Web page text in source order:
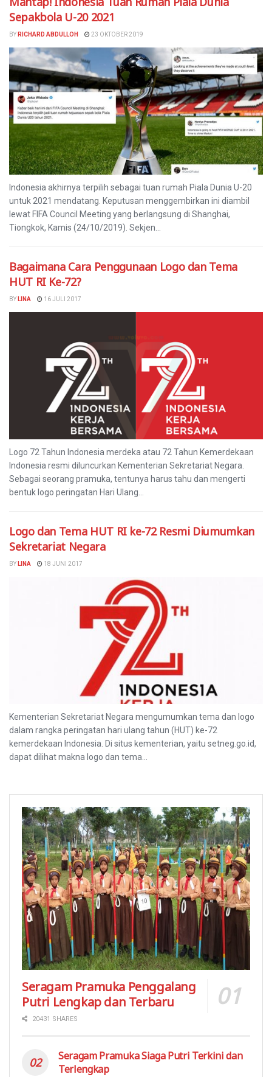
Sepakbola U-20 2021
BY RICHARD ABDULLOH 23 OKTOBER 2019
Indonesia akhirnya terpilih sebagai tuan rumah Piala Dunia U-20
untuk 2021 mendatang. Keputusan menggembirkan ini diambil
lewat FIFA Council Meeting yang berlangsung di Shanghai,
Tiongkok, Kamis (24/10/2019). Sekjen...
Bagaimana Cara Penggunaan Logo dan Tema
HUT RI Ke-72?
BY LINA 16 JULI 2017
Logo 72 Tahun Indonesia merdeka atau 72 Tahun Kemerdekaan
Indonesia resmi diluncurkan Kementerian Sekretariat Negara.
Sebagai seorang pramuka, tentunya harus tahu dan mengerti
bentuk logo peringatan Hari Ulang...
Logo dan Tema HUT RI ke-72 Resmi Diumumkan
Sekretariat Negara
BY LINA 18 JUNI 2017
Kementerian Sekretariat Negara mengumumkan tema dan logo
dalam rangka peringatan hari ulang tahun (HUT) ke-72
kemerdekaan Indonesia. Di situs kementerian, yaitu setneg.go.id,
dapat dilihat makna logo dan tema...
Seragam Pramuka Penggalang
Putri Lengkap dan Terbaru
20431 SHARES
Seragam Pramuka Siaga Putri Terkini dan
Terlengkap